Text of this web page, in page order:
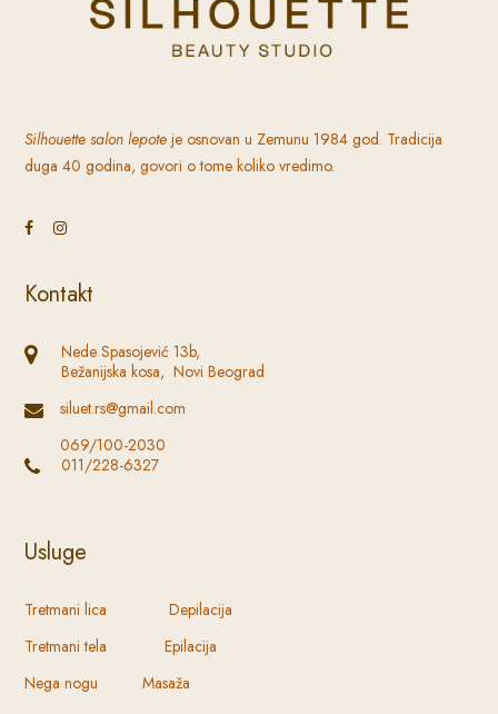
Silhouette salon lepoteje osnovan u Zemunu 1984 god. Tradicija
duga 40 godina, govori o tome koliko vredimo.
Kontakt
Nede Spasojević 13b,
Bežanijska kosa, Novi Beograd
siluet.rs@gmail.com
069/100-2030
011/228-6327
Usluge
Tretmani lica Depilacija
Tretmani tela Epilacija
Nega nogu Masaža